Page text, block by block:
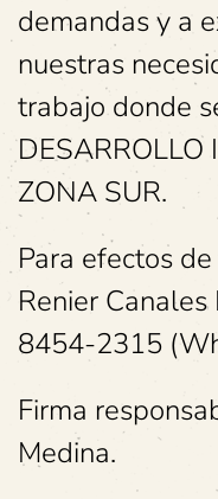
demandas y a
nuestras
trabajo donde
DESARROLLO
ZONA SUR.
Para efectos
Renier
8454-2315
Firma
Medina.